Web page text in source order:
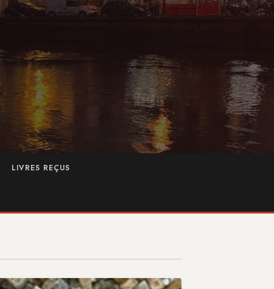
LIVRES REÇUS